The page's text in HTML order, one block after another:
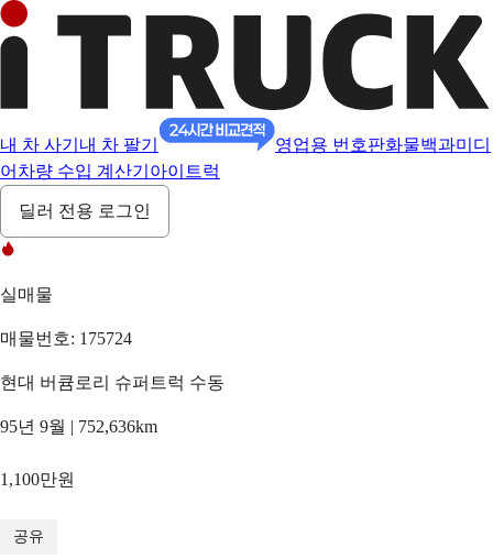
내 차 사기 내 차 팔기 영업용 번호판화물백과미디
어 차량 수입 계산기 아이트럭
딜러 전용 로그인
실매물
매물번호: 175724
현대 버큠로리 슈퍼트럭 수동
95년 9월 | 752,636km
1,100만원
공유
/13